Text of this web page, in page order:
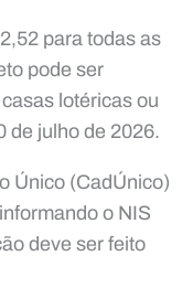
para todas as
pode ser
lotéricas ou
de julho de 2026.
Único (CadÚnico)
o NIS
deve ser feito